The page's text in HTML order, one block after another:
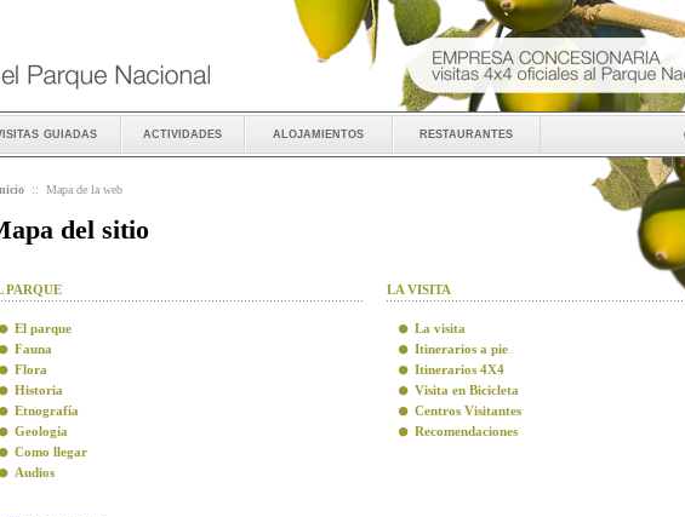
guiadas actividades alojamientos restaurantes
:: Mapa de la web
del sitio
PARQUE
El parque
Fauna
Flora
Historia
Etnografía
Geología
Como llegar
Audios
LA VISITA
La visita
Itinerarios a pie
Itinerarios 4X4
Visita en Bicicleta
Centros Visitantes
Recomendaciones